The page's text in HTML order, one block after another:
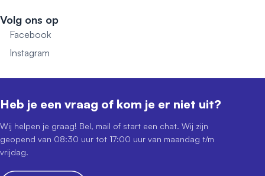
Volg ons op
Facebook
Instagram
Heb je een vraag of kom je er niet uit?
Wij helpen je graag! Bel, mail of start een chat. Wij zijn
geopend van 08:30 uur tot 17:00 uur van maandag t/m
vrijdag.